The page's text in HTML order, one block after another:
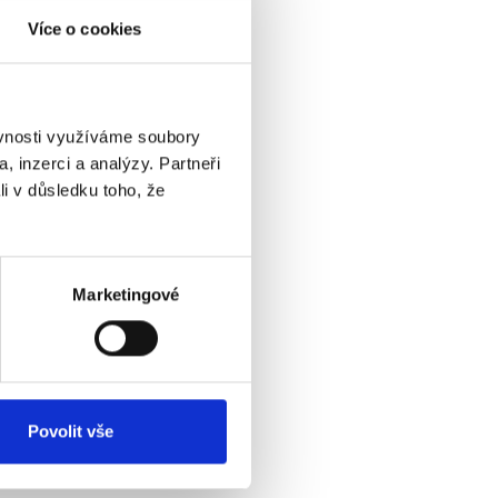
Více o cookies
využíváme soubory
inzerci a analýzy. Partneři
v důsledku toho, že
Marketingové
Povolit vše